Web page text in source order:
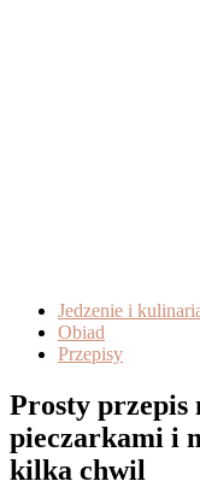
Jedzenie i
Obiad
Przepisy
Prosty przepis
pieczarkami i
kilka chwil